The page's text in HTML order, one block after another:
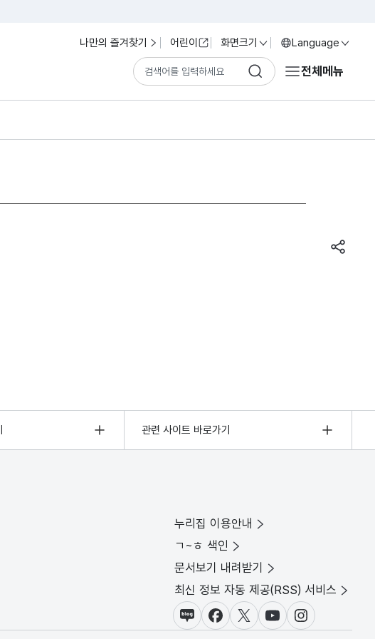
나만의 즐겨찾기 어린이 화면크기 Language
전체메뉴
관련 사이트 바로가기
누리집 이용안내
ㄱ~ㅎ 색인
문서보기 내려받기
최신 정보 자동 제공(RSS) 서비스
블로그페이스북X(트위터)
유튜브인스타그램